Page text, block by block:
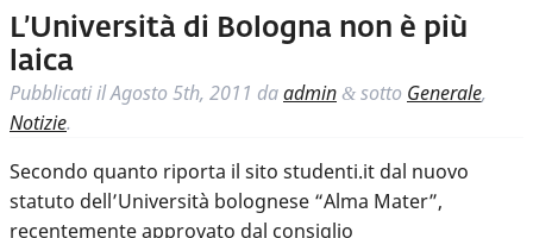
L’Università di Bologna non è più
laica
Pubblicati ilAgosto 5th, 2011 daadmin & sotto Generale,
Notizie.
Secondo quanto riporta il sito studenti.it dal nuovo
statuto dell’Università bolognese “Alma Mater”,
recentemente approvato dal consiglio